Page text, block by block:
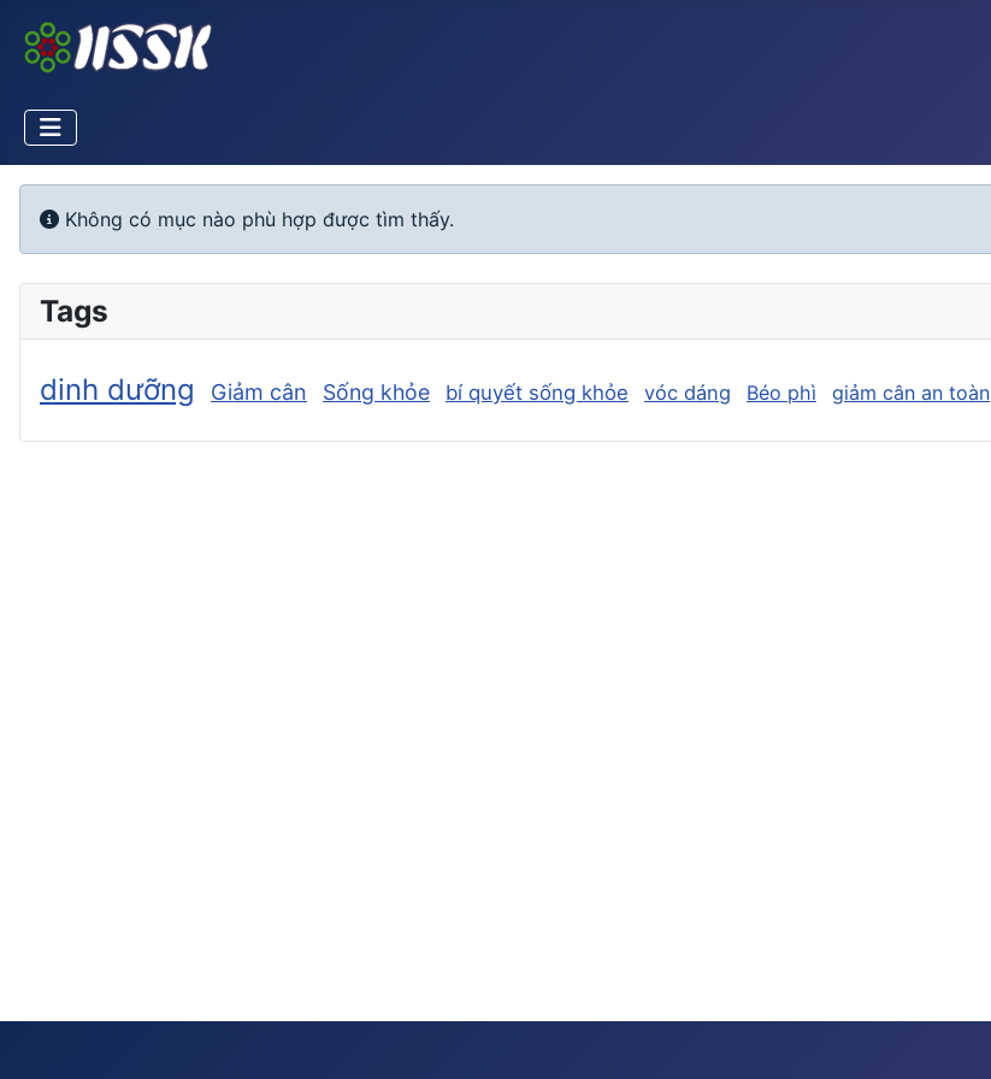
Info
Không có mục nào phù hợp được tìm thấy.
Tags
dinh dưỡng Giảm cân Sống khỏe bí quyết sống khỏe vóc dáng Béo phì giảm cân an toàn